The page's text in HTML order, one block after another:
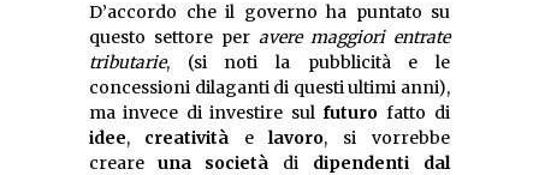
D’accordo che il governo ha puntato su
questo settore per avere maggiori entrate
tributarie, (si noti la pubblicità e le
concessioni dilaganti di questi ultimi anni),
ma invece di investire sul futuro fatto di
idee, creatività e lavoro, si vorrebbe
creare una società di dipendenti dal